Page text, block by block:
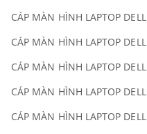
CÁP MÀN HÌNH LAPTOP DELL
CÁP MÀN HÌNH LAPTOP DELL
CÁP MÀN HÌNH LAPTOP DELL
CÁP MÀN HÌNH LAPTOP DELL
CÁP MÀN HÌNH LAPTOP DELL